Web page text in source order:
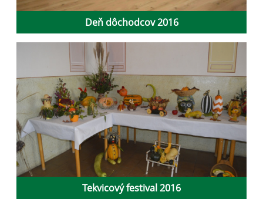
Deň dôchodcov 2016
Tekvicový festival 2016